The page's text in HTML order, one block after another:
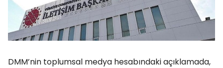
DMM’nin toplumsal medya hesabındaki açıklamada,